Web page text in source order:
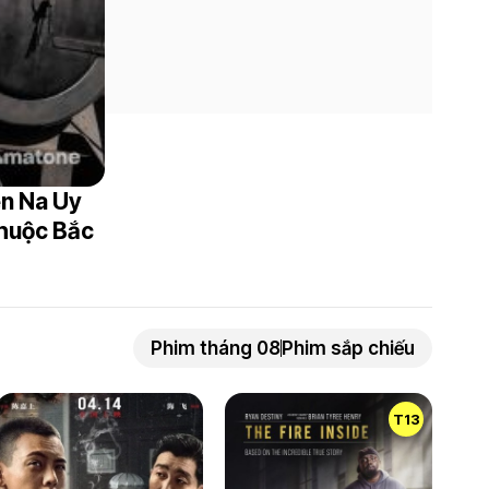
Na Uy
Bắc
Phim tháng 08 Phim sắp chiếu
T13